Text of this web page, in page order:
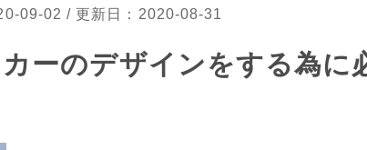
09-02 / 更新日：2020-08-31
ーのデザインをする為に